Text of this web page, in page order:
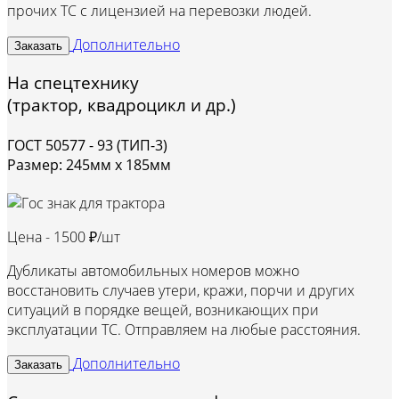
прочих ТС с лицензией на перевозки людей.
Заказать Дополнительно
На спецтехнику
(трактор, квадроцикл и др.)
ГОСТ 50577 - 93 (ТИП-3)
Размер: 245мм х 185мм
Цена - 1500 ₽/шт
Дубликаты автомобильных номеров можно
восстановить случаев утери, кражи, порчи и других
ситуаций в порядке вещей, возникающих при
эксплуатации ТС. Отправляем на любые расстояния.
Заказать Дополнительно